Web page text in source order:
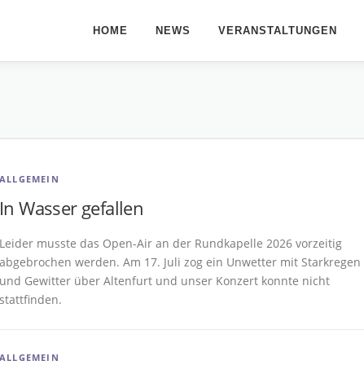
HOME NEWS VERANSTALTUNGEN
ALLGEMEIN
In Wasser gefallen
Leider musste das Open-Air an der Rundkapelle 2026 vorzeitig
abgebrochen werden. Am 17. Juli zog ein Unwetter mit Starkregen
und Gewitter über Altenfurt und unser Konzert konnte nicht
stattfinden.
ALLGEMEIN